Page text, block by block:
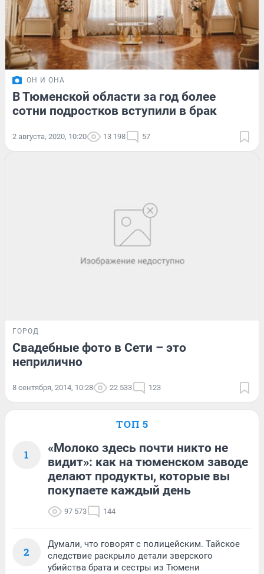
ОН И ОНА
В Тюменской области за год более
сотни подростков вступили в брак
2 августа, 2020, 10:20 13 198 57
ГОРОД
Свадебные фото в Сети – это
неприлично
8 сентября, 2014, 10:28 22 533 123
ТОП 5
1
«Молоко здесь почти никто не
видит»: как на тюменском заводе
делают продукты, которые вы
покупаете каждый день
97 573 144
2
Думали, что говорят с полицейским. Тайское
следствие раскрыло детали зверского
убийства брата и сестры из Тюмени